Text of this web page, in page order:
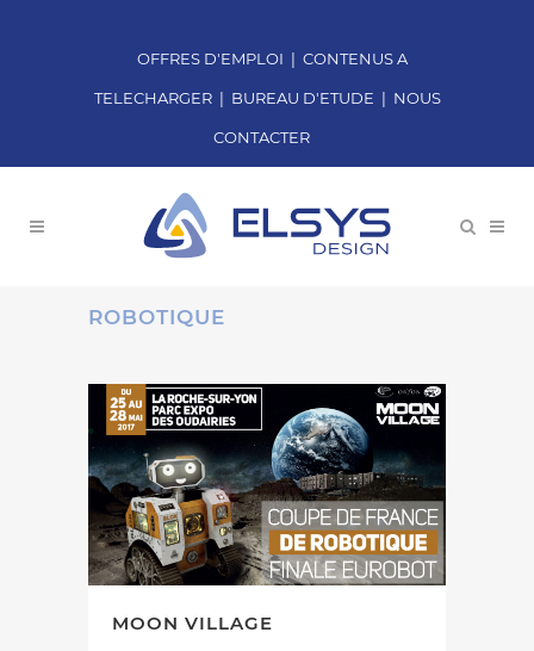
OFFRES D'EMPLOI | CONTENUS A
TELECHARGER| BUREAU D'ETUDE | NOUS
CONTACTER
ROBOTIQUE
MOON VILLAGE